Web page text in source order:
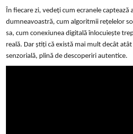
În fiecare zi, vedeți cum ecranele captează
dumneavoastră, cum algoritmii rețelelor
sa, cum conexiunea digitală înlocuiește
reală. Dar știți că există mai mult decât
senzorială, plină de descoperiri autentice.